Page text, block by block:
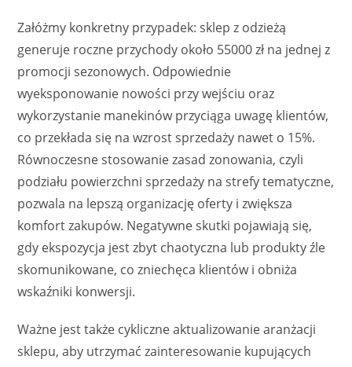
Załóżmy konkretny przypadek: sklep z odzieżą
generuje roczne przychody około 55000 zł na jednej z
promocji sezonowych. Odpowiednie
wyeksponowanie nowości przy wejściu oraz
wykorzystanie manekinów przyciąga uwagę klientów,
co przekłada się na wzrost sprzedaży nawet o 15%.
Równoczesne stosowanie zasad zonowania, czyli
podziału powierzchni sprzedaży na strefy tematyczne,
pozwala na lepszą organizację oferty i zwiększa
komfort zakupów. Negatywne skutki pojawiają się,
gdy ekspozycja jest zbyt chaotyczna lub produkty źle
skomunikowane, co zniechęca klientów i obniża
wskaźniki konwersji.
Ważne jest także cykliczne aktualizowanie aranżacji
sklepu, aby utrzymać zainteresowanie kupujących